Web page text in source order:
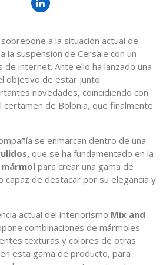
a la situación actual de
la suspensión de Cersaie con un
internet. Ante ello ha lanzado una
objetivo de estar junto
novedades, coincidiendo con
de Bolonia, que finalmente
se enmarcan dentro de una
que se ha fundamentado en la
mármol para crear una gama de
capaz de destacar por su elegancia y
actual del interiorismo Mix and
combinaciones de mármoles
texturas y colores de otras
esta gama de producto, para